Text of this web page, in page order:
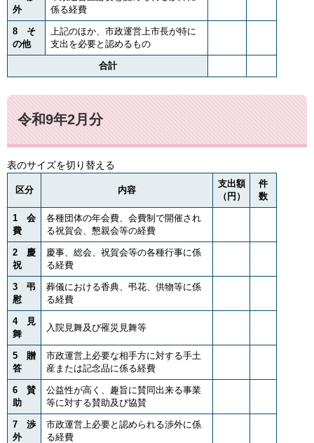
外
係る経費
8 そ
の他
上記のほか、市政運営上市長が特に
支出を必要と認めるもの
合計
令和9年2月分
表のサイズを切り替える
区分 内容
支出額
（円）
件
数
1 会
費
各種団体の年会費、会費制で開催され
る祝賀会、懇親会等の経費
2 慶
祝
慶事、総会、祝賀会等の各種行事に係
る経費
3 弔
慰
葬儀における香典、弔花、供物等に係
る経費
4 見
舞
入院見舞及び罹災見舞等
5 贈
答
市政運営上必要な相手方に対する手土
産または記念品に係る経費
6 賛
助
公益性が高く、趣旨に賛同出来る事業
等に対する賛助及び協賛
7 渉
外
市政運営上必要と認められる渉外に係
る経費